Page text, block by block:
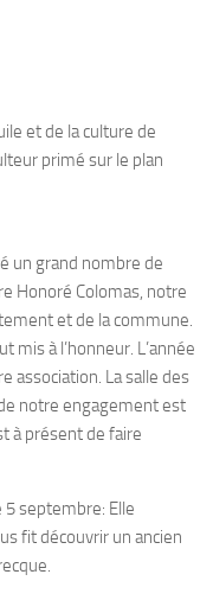
et de la culture de
primé sur le plan
un grand nombre de
Honoré Colomas, notre
et de la commune.
mis à l’honneur. L’année
association. La salle des
notre engagement est
à présent de faire
5 septembre: Elle
fit découvrir un ancien